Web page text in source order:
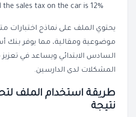
sales tax on the car is 12%).
يحتوي الملف على نماذج اختبارات
موضوعية ومقالية، مما يوفر
السادس الابتدائي ويساعد في
المشكلات لدى الدارسين.
طريقة استخدام الملف
نتيجة